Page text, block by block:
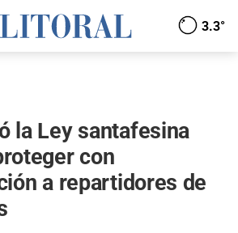
3.3°
la Ley santafesina
con
a repartidores de